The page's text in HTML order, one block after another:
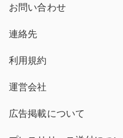
お問い合わせ
連絡先
利用規約
運営会社
広告掲載について